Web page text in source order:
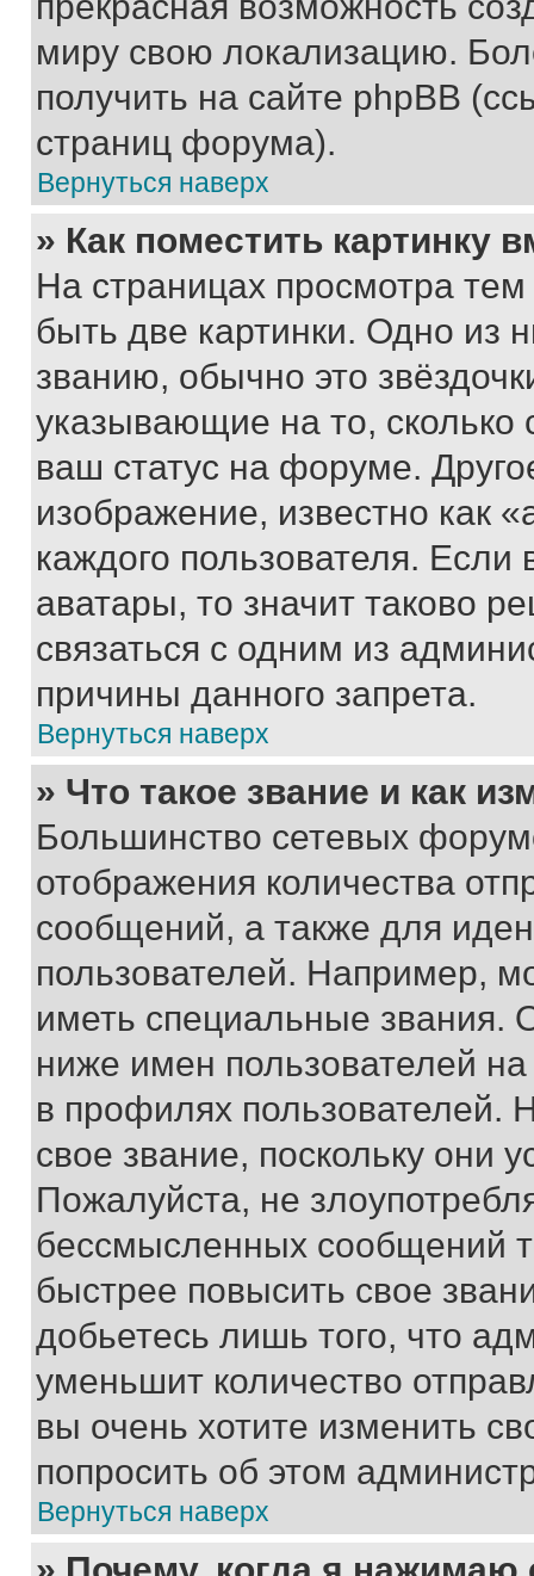
миру свою локализацию.
получить на сайте phpBB
страниц форума).
Вернуться наверх
» Как поместить картинку
На страницах просмотра
быть две картинки. Одно из
званию, обычно это
указывающие на то,
ваш статус на форуме.
изображение, известно как
каждого пользователя.
аватары, то значит таково
связаться с одним из
причины данного запрета.
Вернуться наверх
» Что такое звание и как
Большинство сетевых
отображения количества
сообщений, а также для
пользователей. Например,
иметь специальные звания.
ниже имен пользователей
в профилях
свое звание, поскольку они
Пожалуйста, не
бессмысленных сообщений
быстрее повысить свое
добьетесь лишь того, что
уменьшит количество
вы очень хотите изменить
попросить об этом
Вернуться наверх